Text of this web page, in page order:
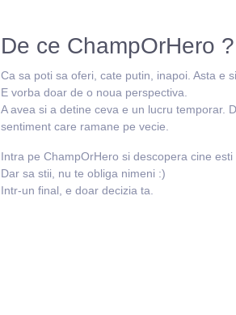
De ce ChampOrHero ?
Ca sa poti sa oferi, cate putin, inapoi. Asta e
E vorba doar de o noua perspectiva.
A avea si a detine ceva e un lucru temporar.
sentiment care ramane pe vecie.
Intra pe ChampOrHero si descopera cine esti
Dar sa stii, nu te obliga nimeni :)
Intr-un final, e doar decizia ta.